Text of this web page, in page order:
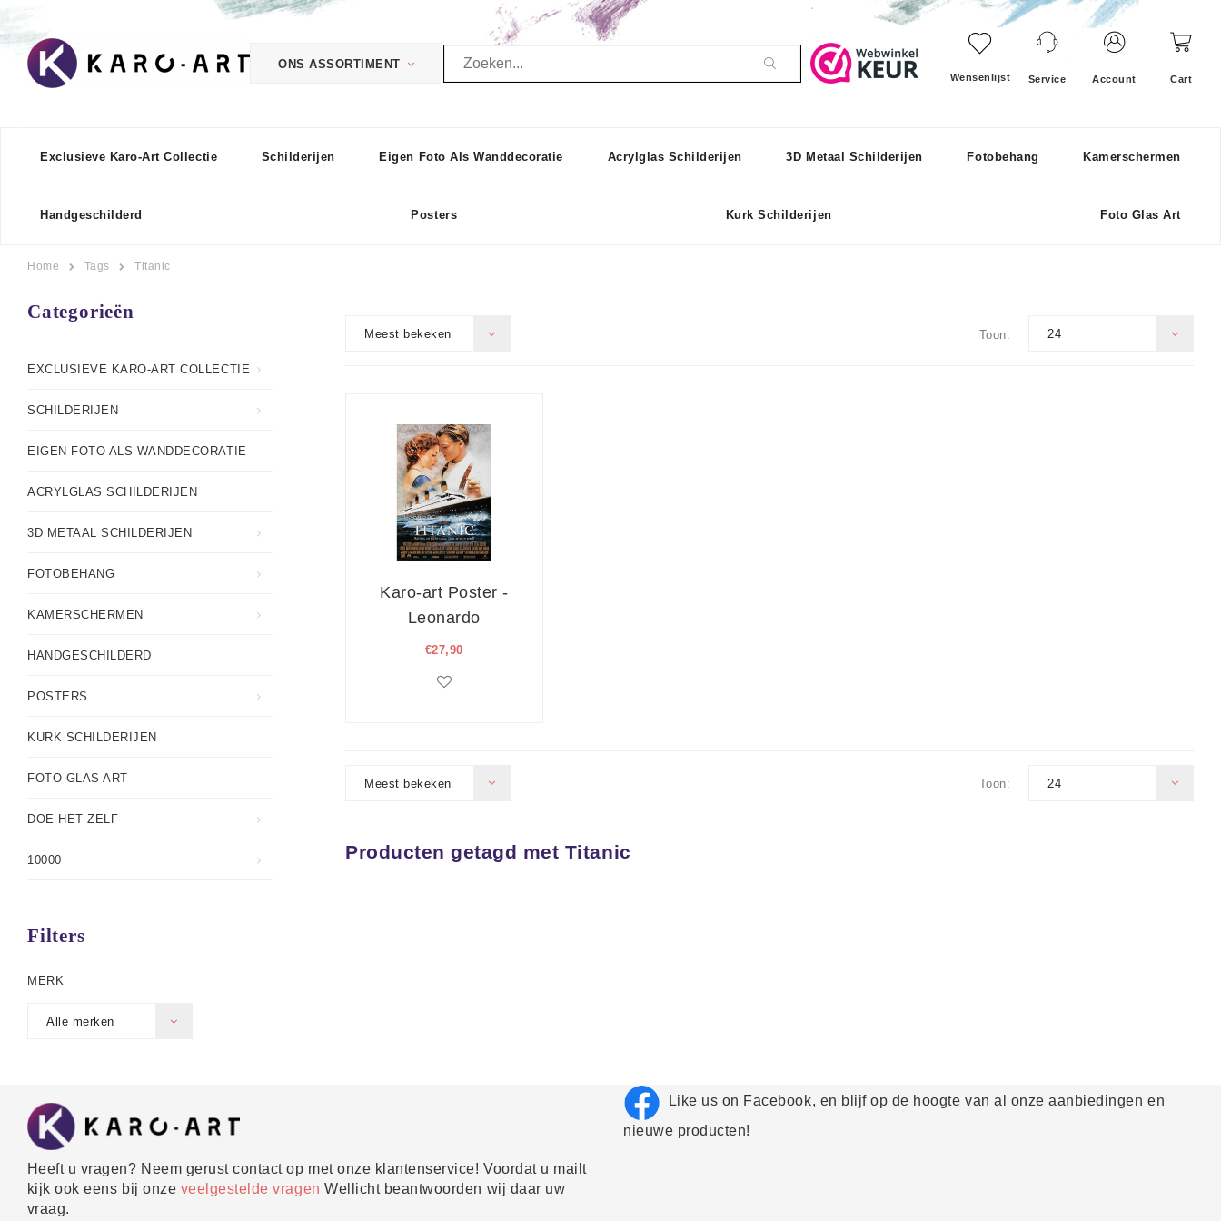
ONS ASSORTIMENT
Wensenlijst Service Account Cart
Exclusieve Karo-Art Collectie Schilderijen Eigen Foto Als Wanddecoratie Acrylglas Schilderijen 3D Metaal Schilderijen Fotobehang Kamerschermen
Handgeschilderd Posters Kurk Schilderijen Foto Glas Art
Home Tags Titanic
Categorieën
EXCLUSIEVE KARO-ART COLLECTIE
SCHILDERIJEN
EIGEN FOTO ALS WANDDECORATIE
ACRYLGLAS SCHILDERIJEN
3D METAAL SCHILDERIJEN
FOTOBEHANG
KAMERSCHERMEN
HANDGESCHILDERD
POSTERS
KURK SCHILDERIJEN
FOTO GLAS ART
DOE HET ZELF
10000
Filters
MERK
Alle merken
Meest bekeken Toon: 24
Karo-art Poster -
Leonardo
DiCaprio, Titanic,
Filmposter,
€27,90
Meest bekeken Toon: 24
Producten getagd met Titanic
Heeft u vragen? Neem gerust contact op met onze klantenservice! Voordat u mailt
kijk ook eens bij onze veelgestelde vragenWellicht beantwoorden wij daar uw
vraag.
Like us on Facebook, en blijf op de hoogte van al onze aanbiedingen en
nieuwe producten!